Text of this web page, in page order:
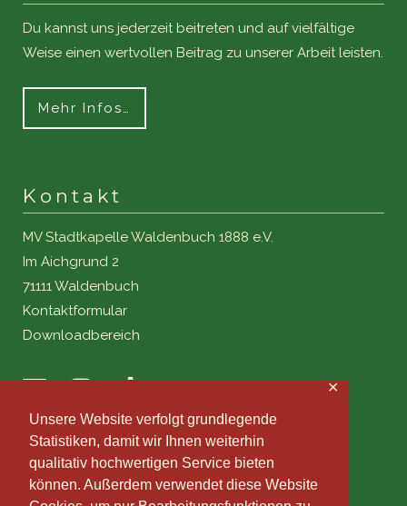
Unsere Website verfolgt grundlegende
Statistiken, damit wir Ihnen weiterhin
qualitativ hochwertigen Service bieten
können. Außerdem verwendet diese Website
✕
Du kannst uns jederzeit beitreten und auf vielfältige
Weise einen wertvollen Beitrag zu unserer Arbeit leisten.
Mehr Infos…
Kontakt
MV Stadtkapelle Waldenbuch 1888 e.V.
Im Aichgrund 2
71111 Waldenbuch
Kontaktformular
Downloadbereich